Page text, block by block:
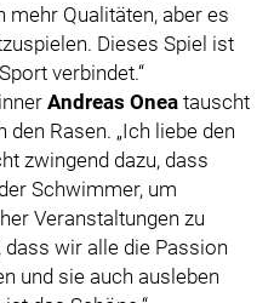
mehr Qualitäten, aber es
Dieses Spiel ist
verbindet.“
Andreas Onea tauscht
Rasen. „Ich liebe den
zwingend dazu, dass
Schwimmer, um
Veranstaltungen zu
dass wir alle die Passion
und sie auch ausleben